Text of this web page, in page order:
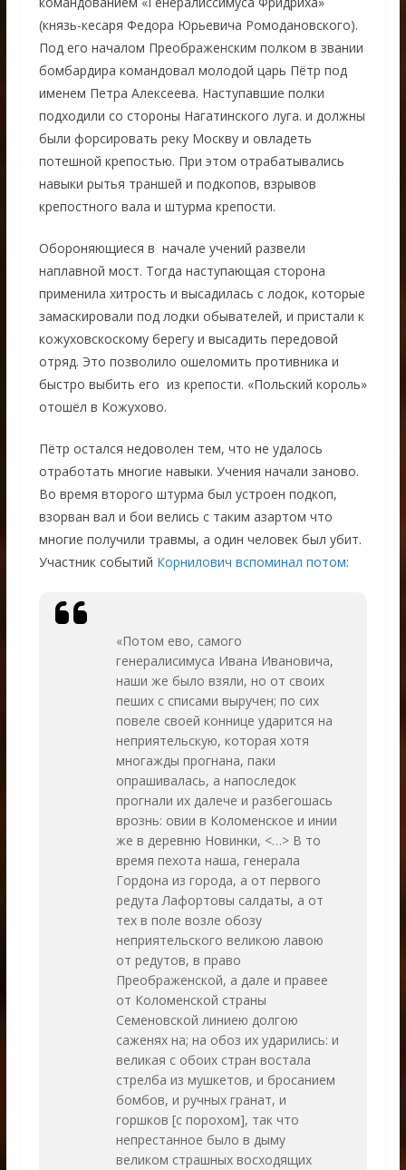
(князь-кесаря Федора Юрьевича Ромодановского).
Под его началом Преображенским полком в звании
бомбардира командовал молодой царь Пётр под
именем Петра Алексеева. Наступавшие полки
подходили со стороны Нагатинского луга. и должны
были форсировать реку Москву и овладеть
потешной крепостью. При этом отрабатывались
навыки рытья траншей и подкопов, взрывов
крепостного вала и штурма крепости.
Обороняющиеся в начале учений развели
наплавной мост. Тогда наступающая сторона
применила хитрость и высадилась с лодок, которые
замаскировали под лодки обывателей, и пристали к
кожуховскоскому берегу и высадить передовой
отряд. Это позволило ошеломить противника и
быстро выбить его из крепости. «Польский король»
отошёл в Кожухово.
Пётр остался недоволен тем, что не удалось
отработать многие навыки. Учения начали заново.
Во время второго штурма был устроен подкоп,
взорван вал и бои велись с таким азартом что
многие получили травмы, а один человек был убит.
Участник событий Корнилович вспоминал потом:
«Потом ево, самого
генералисимуса Ивана Ивановича,
наши же было взяли, но от своих
пеших с списами выручен; по сих
повеле своей коннице ударится на
неприятельскую, которая хотя
многажды прогнана, паки
опрашивалась, а напоследок
прогнали их далече и разбегошась
врознь: овии в Коломенское и инии
же в деревню Новинки, <…> В то
время пехота наша, генерала
Гордона из города, а от первого
редута Лафортовы салдаты, а от
тех в поле возле обозу
неприятельского великою лавою
от редутов, в право
Преображенской, а дале и правее
от Коломенской страны
Семеновской линиею долгою
саженях на; на обоз их ударились: и
великая с обоих стран востала
стрелба из мушкетов, и бросанием
бомбов, и ручных гранат, и
горшков [c порохом], так что
непрестанное было в дыму
великом страшных восходящих